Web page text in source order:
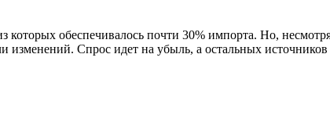
обеспечивалось почти 30% импорта. Но,
Спрос идет на убыль, а остальных источников